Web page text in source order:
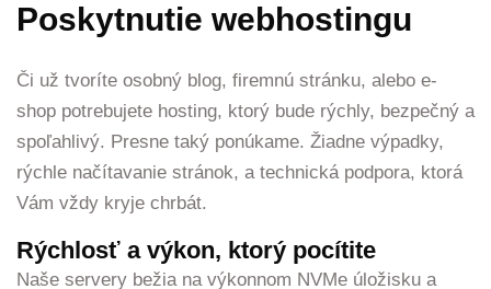
Poskytnutie webhostingu
Či už tvoríte osobný blog, firemnú stránku, alebo e-
shop potrebujete hosting, ktorý bude rýchly, bezpečný a
spoľahlivý. Presne taký ponúkame. Žiadne výpadky,
rýchle načítavanie stránok, a technická podpora, ktorá
Vám vždy kryje chrbát.
Rýchlosť a výkon, ktorý pocítite
Naše servery bežia na výkonnom NVMe úložisku a